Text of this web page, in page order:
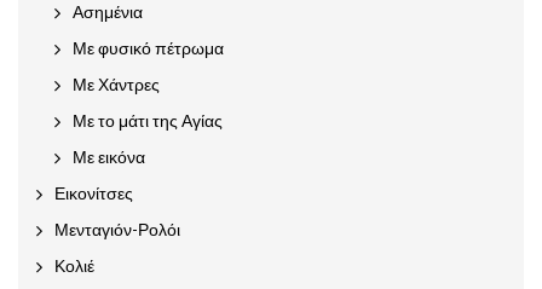
Ασημένια
Με φυσικό πέτρωμα
Με Χάντρες
Με το μάτι της Αγίας
Με εικόνα
Εικονίτσες
Μενταγιόν-Ρολόι
Κολιέ